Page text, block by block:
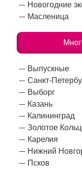
Новогодние
Масленица
Выпускные
Санкт-
Выборг
Казань
Калининград
Золотое
Карелия
Нижний
Псков